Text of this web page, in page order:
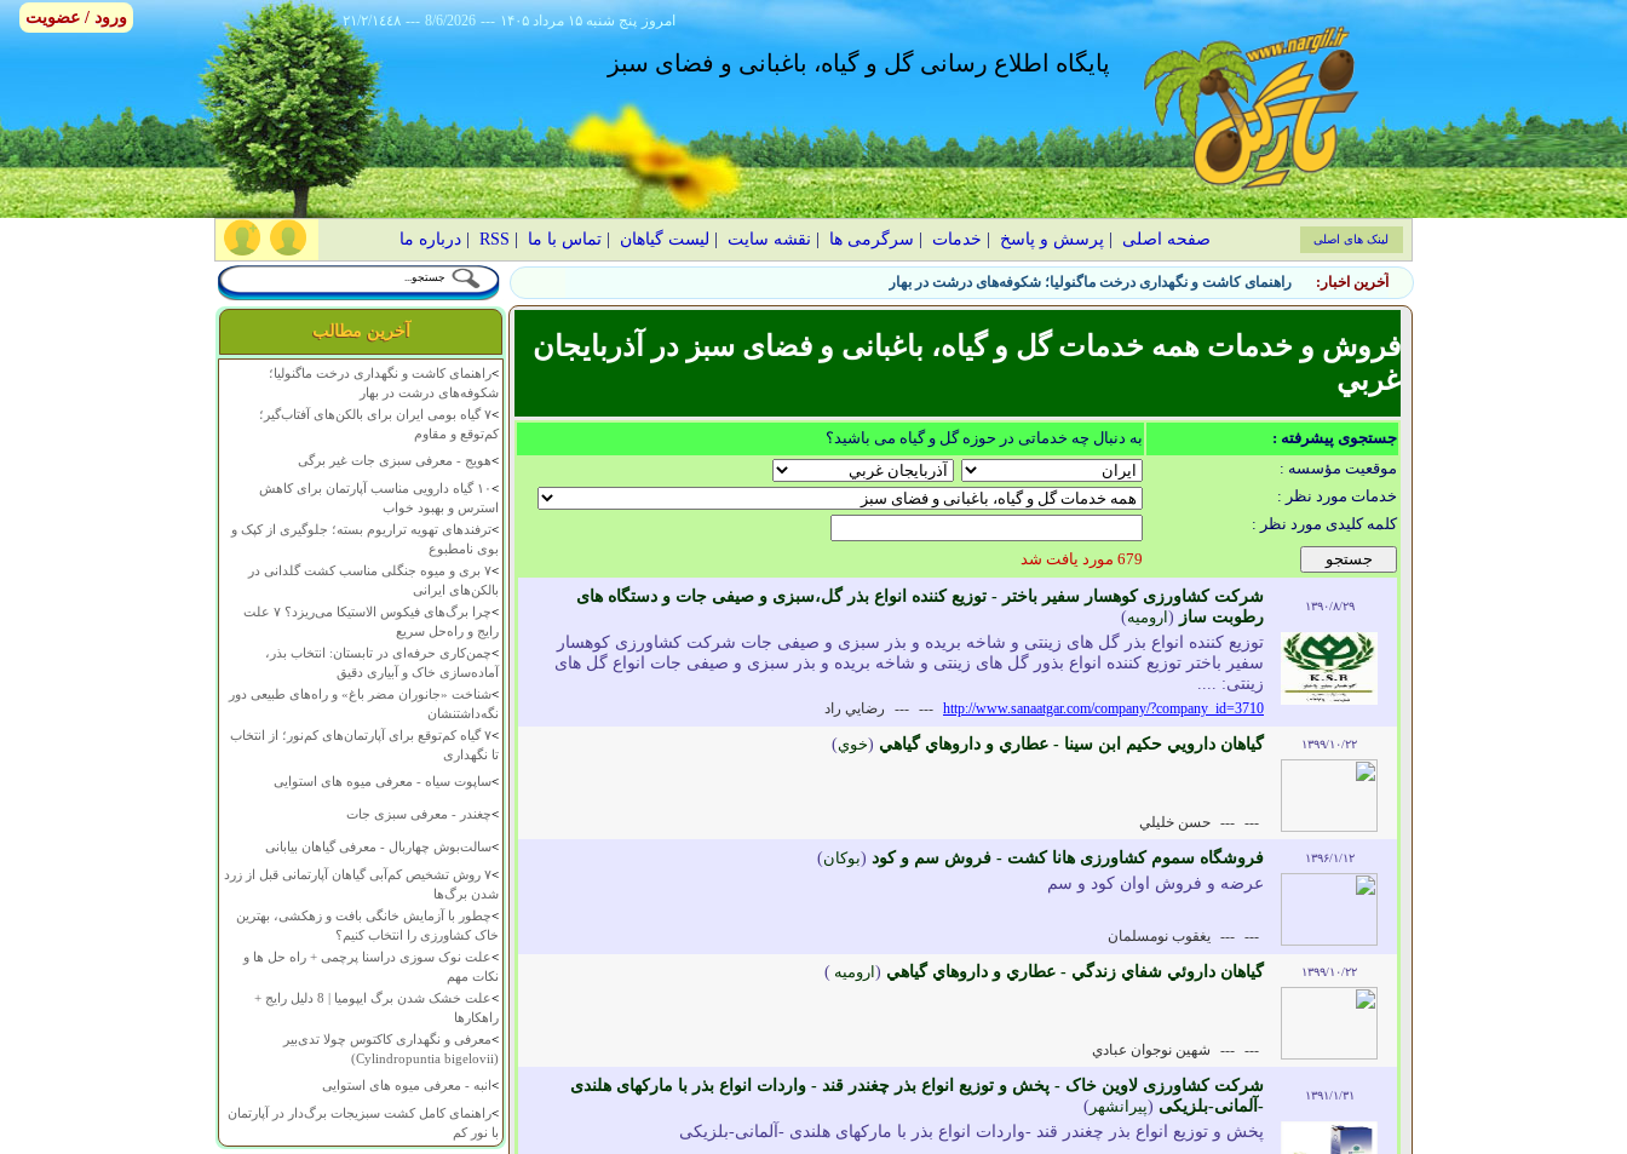
٢١/٢/١٤٤٨ --- 8/6/2026 --- ۱۴۰۵ پنج شنبه ۱۵ مرداد امروز
پایگاه اطلاع رسانی گل و گیاه، باغبانی و فضای سبز
صفحه اصلی پرسش و پاسخ خدمات سرگرمی ها نقشه سایت لیست گیاهان |تماس با ما RSS
|درباره ما لینک های اصلی
آخرین اخبار: راهنمای کاشت و نگهداری درخت ماگنولیا؛ شکوفه‌های درشت در بهار
آخرین مطالب
>راهنمای کاشت و نگهداری درخت ماگنولیا؛
شکوفه‌های درشت در بهار
>
۷ گیاه بومی ایران برای بالکن‌های آفتاب‌گیر؛
کم‌توقع و مقاوم
>هویج - معرفی سبزی جات غیر برگی
>
۱۰ گیاه دارویی مناسب آپارتمان برای کاهش
استرس و بهبود خواب
>ترفندهای تهویه تراریوم بسته؛ جلوگیری از کپک و
بوی نامطبوع
>
۷ بری و میوه جنگلی مناسب کشت گلدانی در
بالکن‌های ایرانی
>
چرا برگ‌های فیکوس الاستیکا می‌ریزد؟ ۷ علت
رایج و راه‌حل سریع
>چمن‌کاری حرفه‌ای در تابستان: انتخاب بذر،
آماده‌سازی خاک و آبیاری دقیق
>شناخت «جانوران مضر باغ» و راه‌های طبیعی دور
نگه‌داشتنشان
>
۷ گیاه کم‌توقع برای آپارتمان‌های کم‌نور؛ از انتخاب
تا نگهداری
>ساپوت سیاه - معرفی میوه های استوایی
>چغندر - معرفی سبزی جات
>سالت‌بوش چهاربال - معرفی گیاهان بیابانی
>
۷ روش تشخیص کم‌آبی گیاهان آپارتمانی قبل از زرد
شدن برگ‌ها
>چطور با آزمایش خانگی بافت و زهکشی، بهترین
خاک کشاورزی را انتخاب کنیم؟
>علت نوک سوزی دراسنا پرچمی + راه حل ها و
نکات مهم
>
علت خشک شدن برگ ایپومیا | 8 دلیل رایج +
راهکارها
>معرفی و نگهداری کاکتوس چولا تدی‌بیر
(Cylindropuntia bigelovii)
>انبه - معرفی میوه های استوایی
>راهنمای کامل کشت سبزیجات برگ‌دار در آپارتمان
با نور کم
فروش و خدمات همه خدمات گل و گیاه، باغبانی و فضای سبز در آذربايجان
غربي
جستجوی پیشرفته :
به دنبال چه خدماتی در حوزه گل و گیاه می باشید؟
موقعیت مؤسسه :
خدمات مورد نظر :
کلمه کلیدی مورد نظر :
679 مورد یافت شد
۱۳۹۰/۸/۲۹
شرکت کشاورزی کوهسار سفیر باختر - توزیع کننده انواع بذر گل،سبزی و صیفی جات و دستگاه های
رطوبت ساز (ارومیه)
توزیع کننده انواع بذر گل های زینتی و شاخه بریده و بذر سبزی و صیفی جات شرکت کشاورزی کوهسار
سفیر باختر توزیع کننده انواع بذور گل های زینتی و شاخه بریده و بذر سبزی و صیفی جات انواع گل های
زینتی: ....
http://www.sanaatgar.com/company/?company_id=3710
---
--- رضايي راد
۱۳۹۹/۱۰/۲۲ گياهان دارويي حکيم ابن سينا - عطاري و داروهاي گياهي (خوي)
---
--- حسن خليلي
۱۳۹۶/۱/۱۲ فروشگاه سموم کشاورزی هانا کشت - فروش سم و کود (بوکان)
عرضه و فروش اوان کود و سم
---
--- یغقوب نومسلمان
۱۳۹۹/۱۰/۲۲ گياهان داروئي شفاي زندگي - عطاري و داروهاي گياهي (اروميه )
---
--- شهين نوجوان عبادي
۱۳۹۱/۱/۳۱
شرکت کشاورزی لاوین خاک - پخش و توزیع انواع بذر چغندر قند - واردات انواع بذر با مارکهای هلندی
-آلمانی-بلزیکی (پیرانشهر )
پخش و توزیع انواع بذر چغندر قند -واردات انواع بذر با مارکهای هلندی -آلمانی-بلزیکی
ورود / عضویت